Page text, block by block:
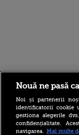
Nouă ne pasă
Noi și partenerii
identificatorii cookie
gestiona alegerile
confidențialitate.
navigarea. Mai multe